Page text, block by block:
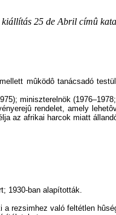
25 de Abril címû
mûködô tanácsadó
miniszterelnök
rendelet, amely
az afrikai harcok miatt
1930-ban alapították.
rezsimhez való feltétlen